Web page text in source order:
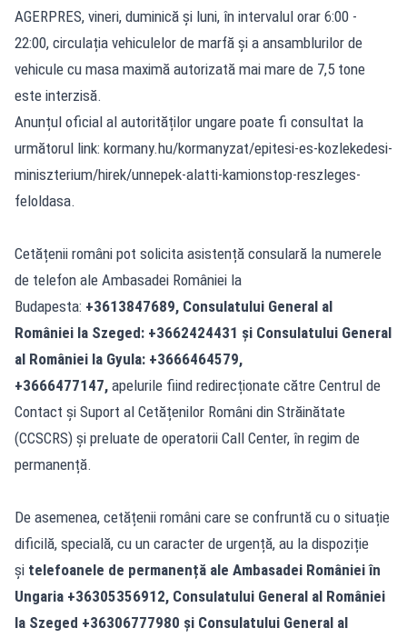
AGERPRES, vineri, duminică și luni, în intervalul orar 6:00 -
22:00, circulația vehiculelor de marfă și a ansamblurilor de
vehicule cu masa maximă autorizată mai mare de 7,5 tone
este interzisă.
Anunțul oficial al autorităților ungare poate fi consultat la
următorul link: kormany.hu/kormanyzat/epitesi-es-kozlekedesi-
miniszterium/hirek/unnepek-alatti-kamionstop-reszleges-
feloldasa.
Cetățenii români pot solicita asistență consulară la numerele
de telefon ale Ambasadei României la
Budapesta: +3613847689, Consulatului General al
României la Szeged: +3662424431 și Consulatului General
al României la Gyula: +3666464579,
+3666477147, apelurile fiind redirecționate către Centrul de
Contact și Suport al Cetățenilor Români din Străinătate
(CCSCRS) și preluate de operatorii Call Center, în regim de
permanență.
De asemenea, cetățenii români care se confruntă cu o situație
dificilă, specială, cu un caracter de urgență, au la dispoziție
și telefoanele de permanență ale Ambasadei României în
Ungaria +36305356912, Consulatului General al României
la Szeged +36306777980 și Consulatului General al